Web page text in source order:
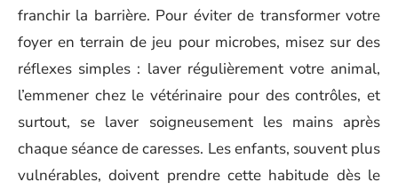
franchir la barrière. Pour éviter de transformer votre
foyer en terrain de jeu pour microbes, misez sur des
réflexes simples : laver régulièrement votre animal,
l’emmener chez le vétérinaire pour des contrôles, et
surtout, se laver soigneusement les mains après
chaque séance de caresses. Les enfants, souvent plus
vulnérables, doivent prendre cette habitude dès le